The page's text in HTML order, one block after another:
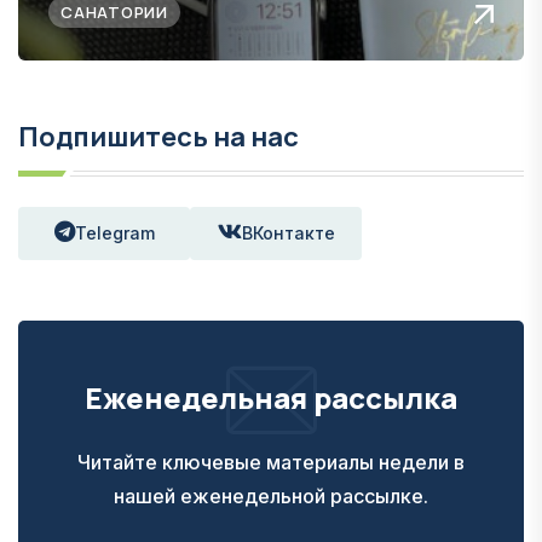
САНАТОРИИ
Подпишитесь на нас
Telegram ВКонтакте
Еженедельная рассылка
Читайте ключевые материалы недели в
нашей еженедельной рассылке.